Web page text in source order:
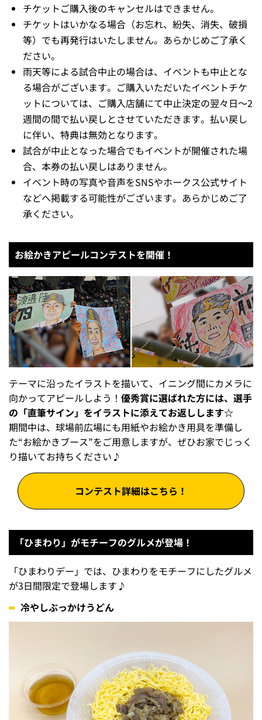
チケットご購入後のキャンセルはできません。
チケットはいかなる場合（お忘れ、紛失、消失、破損
等）でも再発行はいたしません。あらかじめご了承く
ださい。
雨天等による試合中止の場合は、イベントも中止とな
る場合がございます。ご購入いただいたイベントチケ
ットについては、ご購入店舗にて中止決定の翌々日～2
週間の間で払い戻しとさせていただきます。払い戻し
に伴い、特典は無効となります。
試合が中止となった場合でもイベントが開催された場
合、本券の払い戻しはありません。
イベント時の写真や音声をSNSやホークス公式サイト
などへ掲載する可能性がございます。あらかじめご了
承ください。
お絵かきアピールコンテストを開催！
テーマに沿ったイラストを描いて、イニング間にカメラに
向かってアピールしよう！ 優秀賞に選ばれた方には、選手
の「直筆サイン」をイラストに添えてお返しします☆
期間中は、球場前広場にも用紙やお絵かき用具を準備し
た“お絵かきブース”をご用意しますが、ぜひお家でじっく
り描いてお持ちください♪
コンテスト詳細はこちら！
「ひまわり」がモチーフのグルメが登場！
「ひまわりデー」では、ひまわりをモチーフにしたグルメ
が3日間限定で登場します♪
冷やしぶっかけうどん